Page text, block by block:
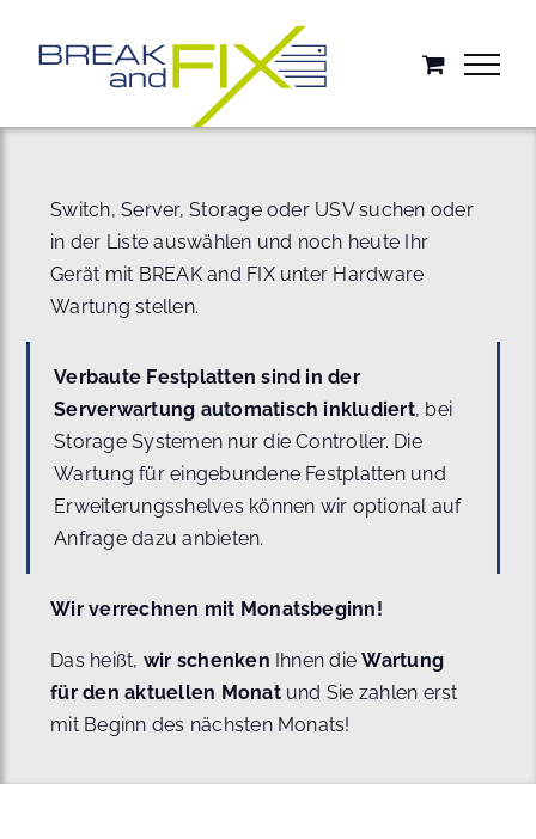
springen
Switch, Server, Storage oder USV suchen oder
in der Liste auswählen und noch heute Ihr
Gerät mit BREAK and FIX unter Hardware
Wartung stellen.
Verbaute Festplatten sind in der
Serverwartung automatisch inkludiert, bei
Storage Systemen nur die Controller. Die
Wartung für eingebundene Festplatten und
Erweiterungsshelves können wir optional auf
Anfrage dazu anbieten.
Wir verrechnen mit Monatsbeginn!
Das heißt, wir schenken Ihnen dieWartung
für den aktuellen Monat und Sie zahlen erst
mit Beginn des nächsten Monats!